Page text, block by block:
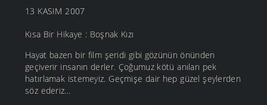
13 KASIM 2007
Kısa Bir Hikaye : Boşnak Kızı
Hayat bazen bir film şeridi gibi gözünün önünden
geçiverir insanın derler. Çoğumuz kötü anıları pek
hatırlamak istemeyiz. Geçmişe dair hep güzel şeylerden
söz ederiz…